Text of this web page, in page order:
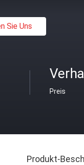
Sie Uns
Preis
Produkt-